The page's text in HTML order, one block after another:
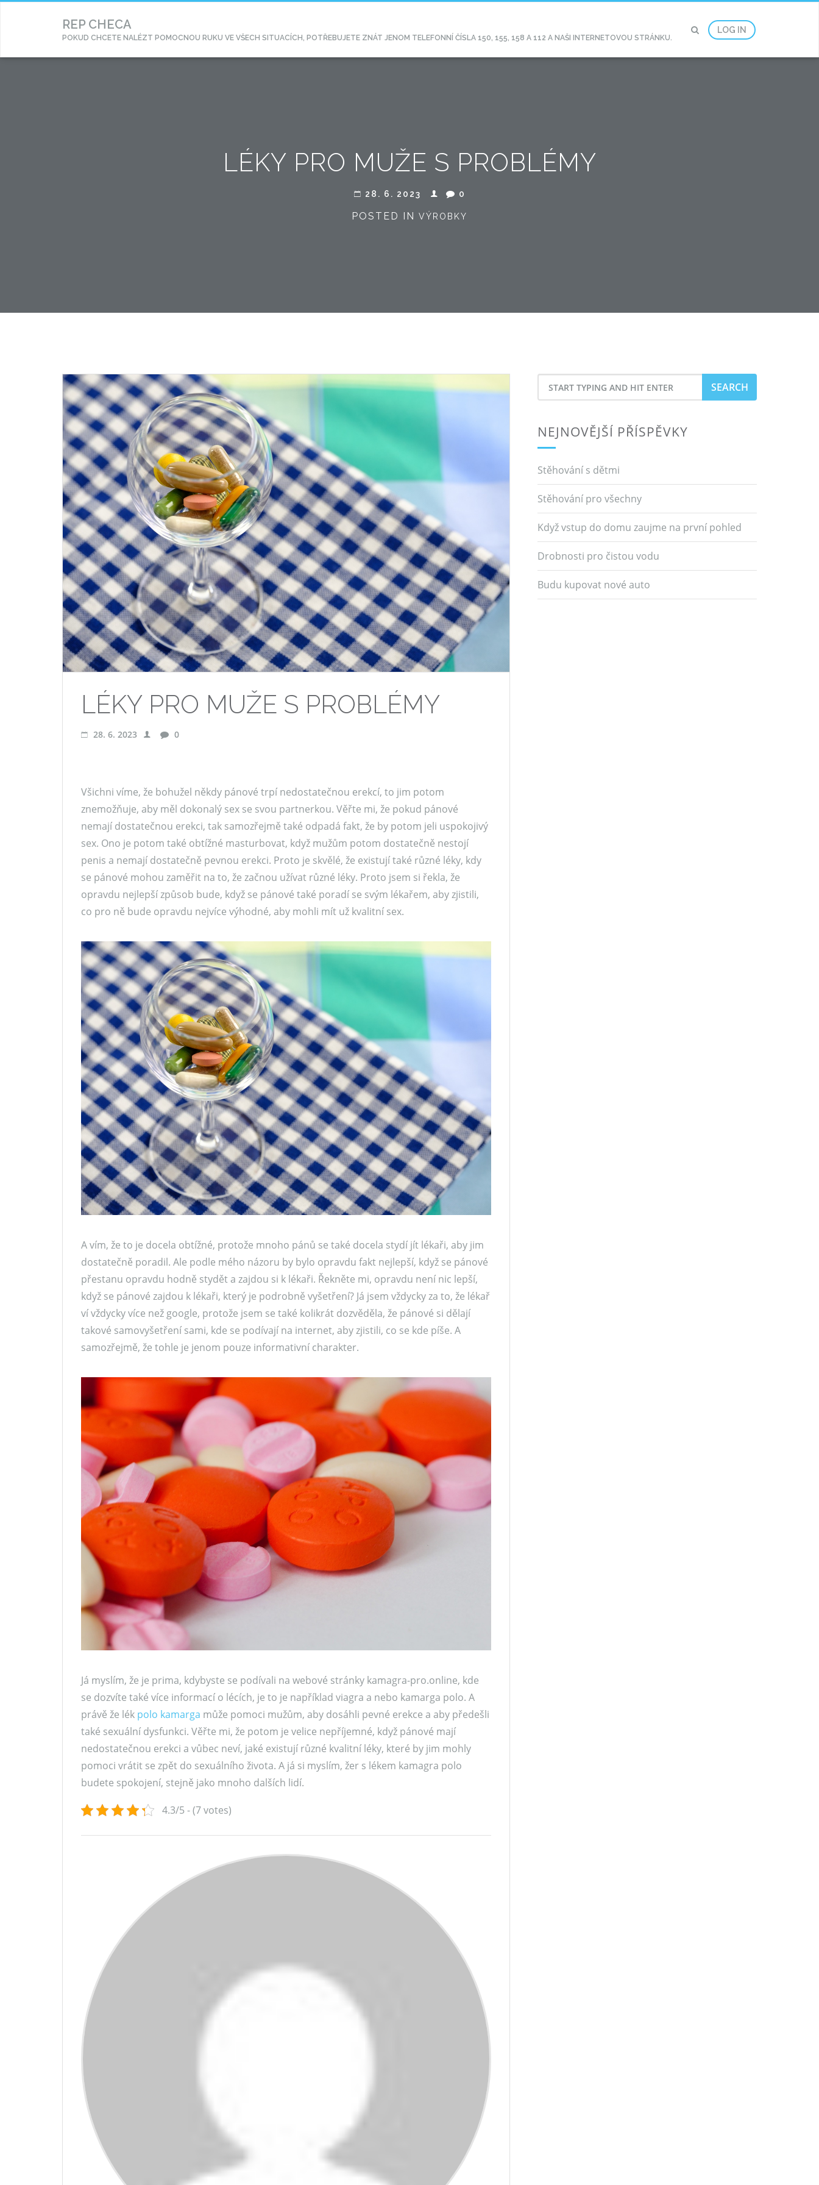
REP CHECA
POKUD CHCETE NALÉZT POMOCNOU RUKU VE VŠECH SITUACÍCH, POTŘEBUJETE ZNÁT JENOM TELEFONNÍ ČÍSLA 150, 155, 158 A 112 A NAŠI INTERNETOVOU STRÁNKU.
LOG IN
LÉKY PRO MUŽE S PROBLÉMY
28. 6. 2023 0
POSTED IN VÝROBKY
LÉKY PRO MUŽE S PROBLÉMY
28. 6. 2023 0
Všichni víme, že bohužel někdy pánové trpí nedostatečnou erekcí, to jim potom
znemožňuje, aby měl dokonalý sex se svou partnerkou. Věřte mi, že pokud pánové
nemají dostatečnou erekci, tak samozřejmě také odpadá fakt, že by potom jeli uspokojivý
sex. Ono je potom také obtížné masturbovat, když mužům potom dostatečně nestojí
penis a nemají dostatečně pevnou erekci. Proto je skvělé, že existují také různé léky, kdy
se pánové mohou zaměřit na to, že začnou užívat různé léky. Proto jsem si řekla, že
opravdu nejlepší způsob bude, když se pánové také poradí se svým lékařem, aby zjistili,
co pro ně bude opravdu nejvíce výhodné, aby mohli mít už kvalitní sex.
A vím, že to je docela obtížné, protože mnoho pánů se také docela stydí jít lékaři, aby jim
dostatečně poradil. Ale podle mého názoru by bylo opravdu fakt nejlepší, když se pánové
přestanu opravdu hodně stydět a zajdou si k lékaři. Řekněte mi, opravdu není nic lepší,
když se pánové zajdou k lékaři, který je podrobně vyšetření? Já jsem vždycky za to, že lékař
ví vždycky více než google, protože jsem se také kolikrát dozvěděla, že pánové si dělají
takové samovyšetření sami, kde se podívají na internet, aby zjistili, co se kde píše. A
samozřejmě, že tohle je jenom pouze informativní charakter.
Já myslím, že je prima, kdybyste se podívali na webové stránky kamagra-pro.online, kde
se dozvíte také více informací o lécích, je to je například viagra a nebo kamarga polo. A
právě že lék polo kamarga může pomoci mužům, aby dosáhli pevné erekce a aby předešli
také sexuální dysfunkci. Věřte mi, že potom je velice nepříjemné, když pánové mají
nedostatečnou erekci a vůbec neví, jaké existují různé kvalitní léky, které by jim mohly
pomoci vrátit se zpět do sexuálního života. A já si myslím, žer s lékem kamagra polo
budete spokojení, stejně jako mnoho dalších lidí.
4.3/5 - (7 votes)
for
NEJNOVĚJŠÍ PŘÍSPĚVKY
Stěhování s dětmi
Stěhování pro všechny
Když vstup do domu zaujme na první pohled
Drobnosti pro čistou vodu
Budu kupovat nové auto